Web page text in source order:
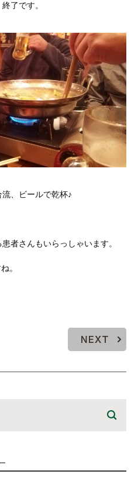
了です。
、ビールで乾杯♪
者さんもいらっしゃいます。
。
NEXT